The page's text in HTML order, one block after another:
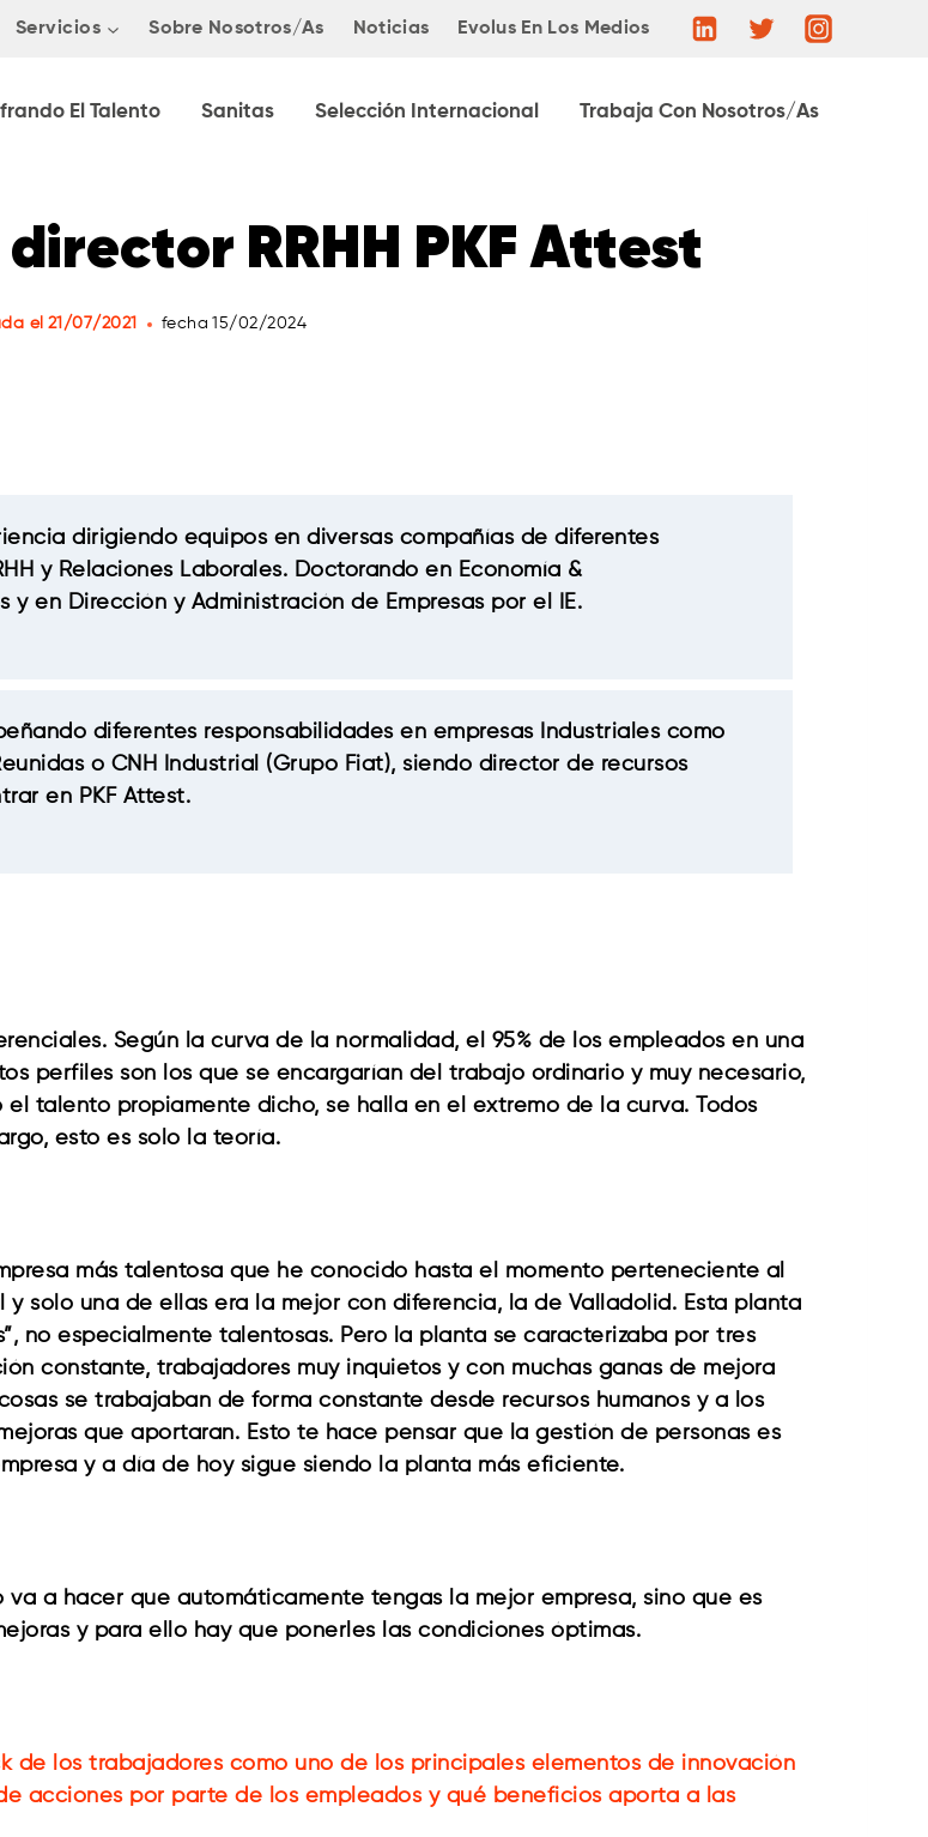
Servicios Sobre Nosotros/as Noticias Evolus En Los Medios
El Talento Sanitas Selección Internacional Trabaja Con Nosotros/as
RRHH PKF Attest
el 21/07/2021 fecha 15/02/2024
dirigiendo equipos en diversas compañías de diferentes
y Relaciones Laborales. Doctorando en Economía &
en Dirección y Administración de Empresas por el IE.
diferentes responsabilidades en empresas Industriales como
o CNH Industrial (Grupo Fiat), siendo director de recursos
en PKF Attest.
Según la curva de la normalidad, el 95% de los empleados en una
perfiles son los que se encargarían del trabajo ordinario y muy necesario,
talento propiamente dicho, se halla en el extremo de la curva. Todos
esto es solo la teoría.
más talentosa que he conocido hasta el momento perteneciente al
solo una de ellas era la mejor con diferencia, la de Valladolid. Esta planta
no especialmente talentosas. Pero la planta se caracterizaba por tres
constante, trabajadores muy inquietos y con muchas ganas de mejora
se trabajaban de forma constante desde recursos humanos y a los
que aportaran. Esto te hace pensar que la gestión de personas es
y a día de hoy sigue siendo la planta más eficiente.
a hacer que automáticamente tengas la mejor empresa, sino que es
y para ello hay que ponerles las condiciones óptimas.
de los trabajadores como uno de los principales elementos de innovación
acciones por parte de los empleados y qué beneficios aporta a las